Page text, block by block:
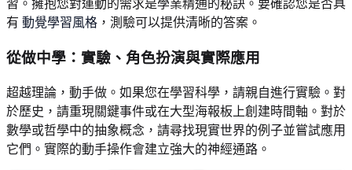
習。擁抱您對運動的需求是學業精通的秘訣。要確認您是否具
有 動覺學習風格 ，測驗可以提供清晰的答案。
從做中學：實驗、角色扮演與實際應用
超越理論，動手做。如果您在學習科學，請親自進行實驗。對
於歷史，請重現關鍵事件或在大型海報板上創建時間軸。對於
數學或哲學中的抽象概念，請尋找現實世界的例子並嘗試應用
它們。實際的動手操作會建立強大的神經通路。